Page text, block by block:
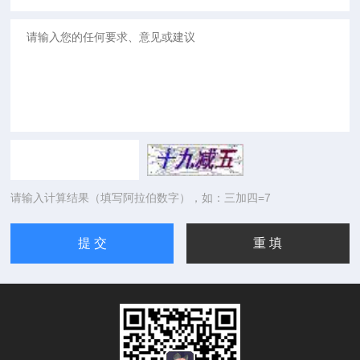
请输入计算结果（填写阿拉伯数字），如：三加四=7